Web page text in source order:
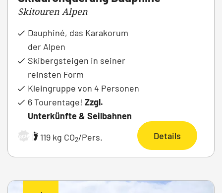
Skitouren Alpen
Dauphiné, das Karakorum
der Alpen
Skibergsteigen in seiner
reinsten Form
Kleingruppe von 4 Personen
6 Tourentage! Zzgl.
Unterkünfte & Seilbahnen
ARCHIV | 119 kg CO2/Pers. Details